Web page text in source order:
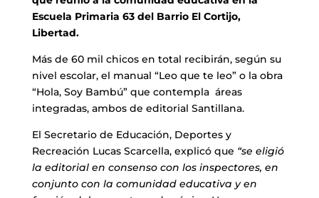
Escuela Primaria 63 del Barrio El Cortijo,
Libertad.
Más de 60 mil chicos en total recibirán, según su
nivel escolar, el manual “Leo que te leo” o la obra
“Hola, Soy Bambú” que contempla áreas
integradas, ambos de editorial Santillana.
El Secretario de Educación, Deportes y
Recreación Lucas Scarcella, explicó que “se eligió
la editorial en consenso con los inspectores, en
conjunto con la comunidad educativa y en